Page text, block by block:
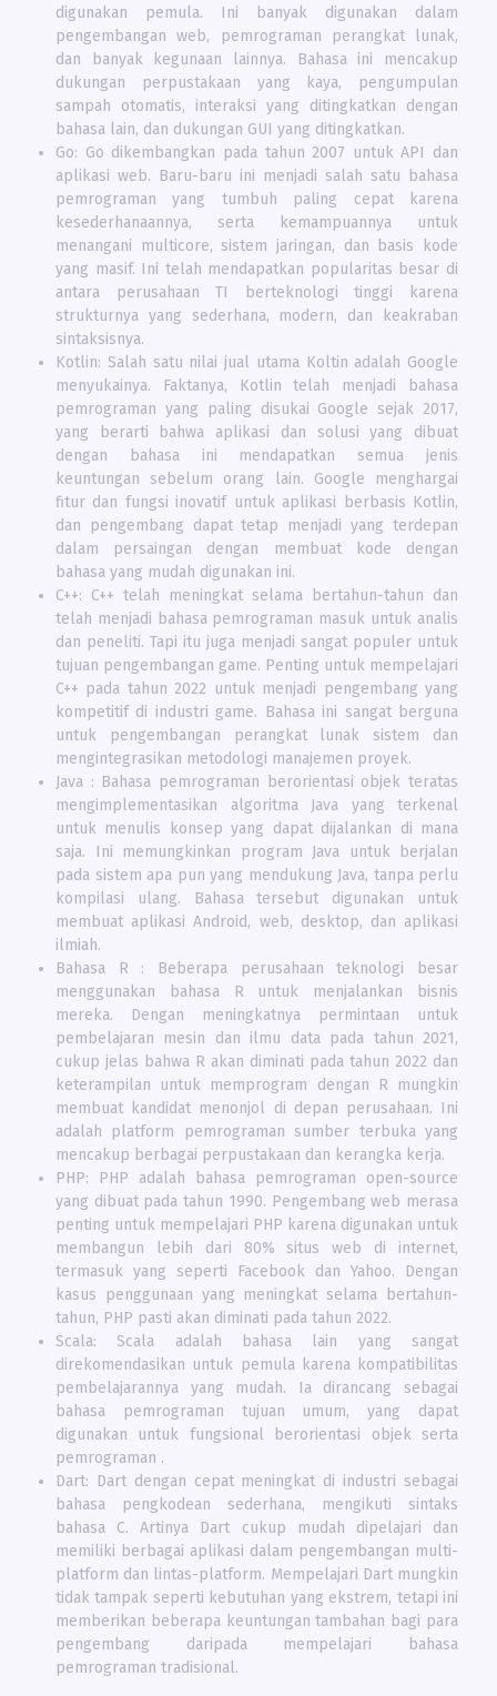
digunakan pemula. Ini banyak digunakan dalam
pengembangan web, pemrograman perangkat lunak,
dan banyak kegunaan lainnya. Bahasa ini mencakup
dukungan perpustakaan yang kaya, pengumpulan
sampah otomatis, interaksi yang ditingkatkan dengan
bahasa lain, dan dukungan GUI yang ditingkatkan.
Go: Go dikembangkan pada tahun 2007 untuk API dan
aplikasi web. Baru-baru ini menjadi salah satu bahasa
pemrograman yang tumbuh paling cepat karena
kesederhanaannya, serta kemampuannya untuk
menangani multicore, sistem jaringan, dan basis kode
yang masif. Ini telah mendapatkan popularitas besar di
antara perusahaan TI berteknologi tinggi karena
strukturnya yang sederhana, modern, dan keakraban
sintaksisnya.
Kotlin: Salah satu nilai jual utama Koltin adalah Google
menyukainya. Faktanya, Kotlin telah menjadi bahasa
pemrograman yang paling disukai Google sejak 2017,
yang berarti bahwa aplikasi dan solusi yang dibuat
dengan bahasa ini mendapatkan semua jenis
keuntungan sebelum orang lain. Google menghargai
fitur dan fungsi inovatif untuk aplikasi berbasis Kotlin,
dan pengembang dapat tetap menjadi yang terdepan
dalam persaingan dengan membuat kode dengan
bahasa yang mudah digunakan ini.
C++: C++ telah meningkat selama bertahun-tahun dan
telah menjadi bahasa pemrograman masuk untuk analis
dan peneliti. Tapi itu juga menjadi sangat populer untuk
tujuan pengembangan game. Penting untuk mempelajari
C++ pada tahun 2022 untuk menjadi pengembang yang
kompetitif di industri game. Bahasa ini sangat berguna
untuk pengembangan perangkat lunak sistem dan
mengintegrasikan metodologi manajemen proyek.
Java : Bahasa pemrograman berorientasi objek teratas
mengimplementasikan algoritma Java yang terkenal
untuk menulis konsep yang dapat dijalankan di mana
saja. Ini memungkinkan program Java untuk berjalan
pada sistem apa pun yang mendukung Java, tanpa perlu
kompilasi ulang. Bahasa tersebut digunakan untuk
membuat aplikasi Android, web, desktop, dan aplikasi
ilmiah.
Bahasa R : Beberapa perusahaan teknologi besar
menggunakan bahasa R untuk menjalankan bisnis
mereka. Dengan meningkatnya permintaan untuk
pembelajaran mesin dan ilmu data pada tahun 2021,
cukup jelas bahwa R akan diminati pada tahun 2022 dan
keterampilan untuk memprogram dengan R mungkin
membuat kandidat menonjol di depan perusahaan. Ini
adalah platform pemrograman sumber terbuka yang
mencakup berbagai perpustakaan dan kerangka kerja.
PHP: PHP adalah bahasa pemrograman open-source
yang dibuat pada tahun 1990. Pengembang web merasa
penting untuk mempelajari PHP karena digunakan untuk
membangun lebih dari 80% situs web di internet,
termasuk yang seperti Facebook dan Yahoo. Dengan
kasus penggunaan yang meningkat selama bertahun-
tahun, PHP pasti akan diminati pada tahun 2022.
Scala: Scala adalah bahasa lain yang sangat
direkomendasikan untuk pemula karena kompatibilitas
pembelajarannya yang mudah. Ia dirancang sebagai
bahasa pemrograman tujuan umum, yang dapat
digunakan untuk fungsional berorientasi objek serta
pemrograman .
Dart: Dart dengan cepat meningkat di industri sebagai
bahasa pengkodean sederhana, mengikuti sintaks
bahasa C. Artinya Dart cukup mudah dipelajari dan
memiliki berbagai aplikasi dalam pengembangan multi-
platform dan lintas-platform. Mempelajari Dart mungkin
tidak tampak seperti kebutuhan yang ekstrem, tetapi ini
memberikan beberapa keuntungan tambahan bagi para
pengembang daripada mempelajari bahasa
pemrograman tradisional.